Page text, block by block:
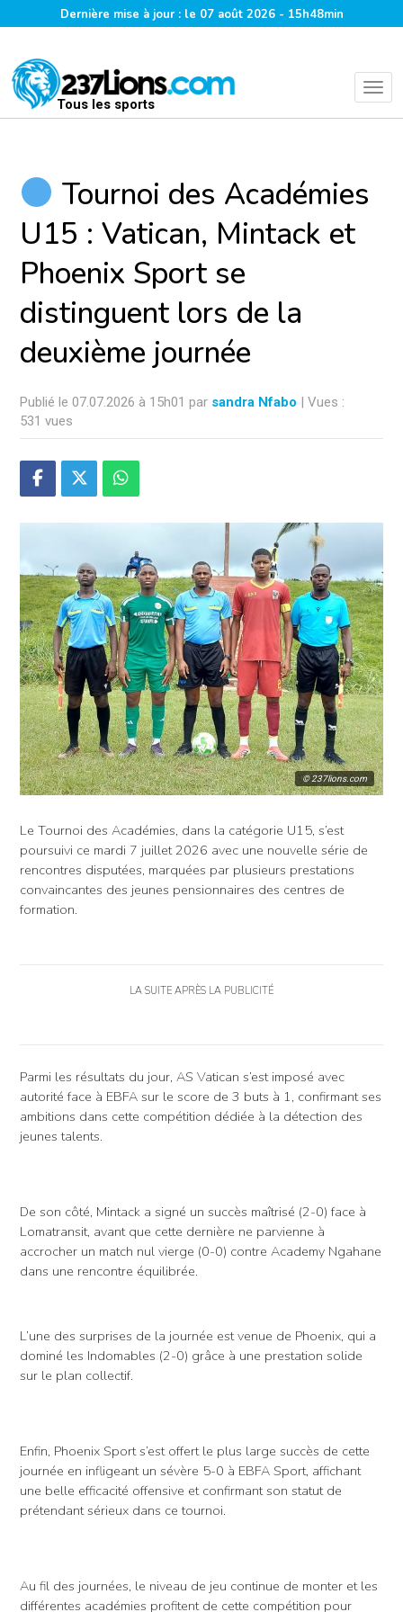
Dernière mise à jour : le 07 août 2026 - 15h48min
Tous les sports
Tournoi des Académies
U15 : Vatican, Mintack et
Phoenix Sport se
distinguent lors de la
deuxième journée
Publié le 07.07.2026 à 15h01 par sandra Nfabo | Vues :
531 vues
© 237lions.com
Le Tournoi des Académies, dans la catégorie U15, s’est
poursuivi ce mardi 7 juillet 2026 avec une nouvelle série de
rencontres disputées, marquées par plusieurs prestations
convaincantes des jeunes pensionnaires des centres de
formation.
LA SUITE APRÈS LA PUBLICITÉ
Parmi les résultats du jour, AS Vatican s’est imposé avec
autorité face à EBFA sur le score de 3 buts à 1, confirmant ses
ambitions dans cette compétition dédiée à la détection des
jeunes talents.
De son côté, Mintack a signé un succès maîtrisé (2-0) face à
Lomatransit, avant que cette dernière ne parvienne à
accrocher un match nul vierge (0-0) contre Academy Ngahane
dans une rencontre équilibrée.
L’une des surprises de la journée est venue de Phoenix, qui a
dominé les Indomables (2-0) grâce à une prestation solide
sur le plan collectif.
Enfin, Phoenix Sport s’est offert le plus large succès de cette
journée en infligeant un sévère 5-0 à EBFA Sport, affichant
une belle efficacité offensive et confirmant son statut de
prétendant sérieux dans ce tournoi.
Au fil des journées, le niveau de jeu continue de monter et les
différentes académies profitent de cette compétition pour